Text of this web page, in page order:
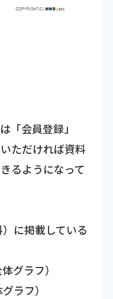
「会員登録」
ただければ資料
るようになって
に掲載している
グラフ）
ラフ）